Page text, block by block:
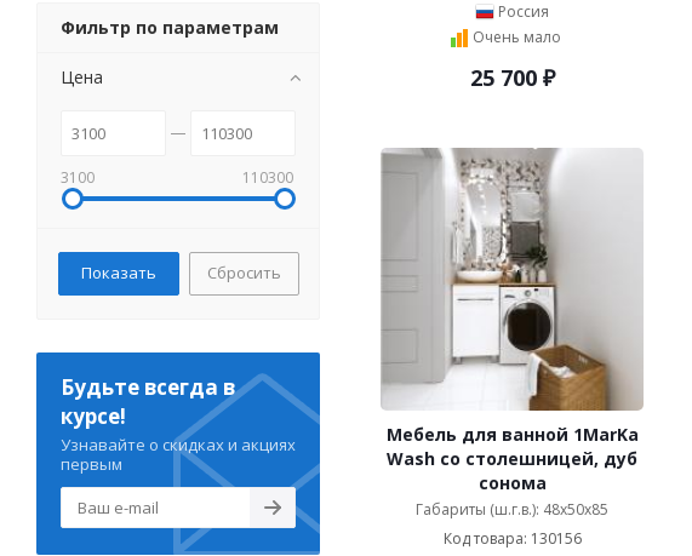
Россия
Очень мало
25 700₽
Мебель для ванной 1MarKa
Wash со столешницей, дуб
сонома
Габариты (ш.г.в.): 48x50x85
Код товара: 130156
Фильтр по параметрам
Цена
3100 110300
Сбросить
Будьте всегда в
курсе!
Узнавайте о скидках и акциях
первым